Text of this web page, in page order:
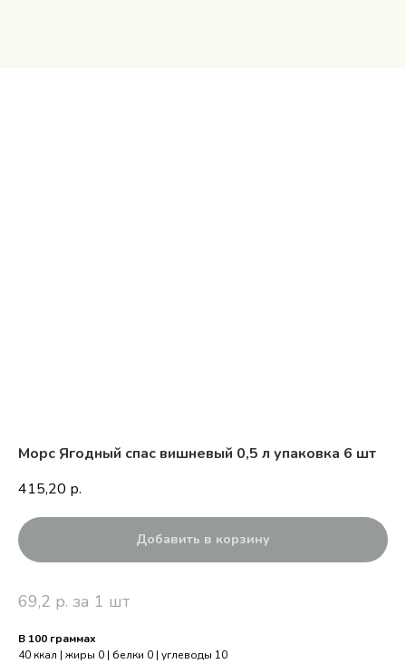
Морс Ягодный спас вишневый 0,5 л упаковка 6 шт
415,20 р.
Добавить в корзину
69,2 р. за 1 шт
В 100 граммах
40 ккал | жиры 0 | белки 0 | углеводы 10